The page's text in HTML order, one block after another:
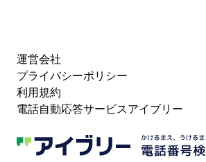
運営会社
プライバシーポリシー
利用規約
電話自動応答サービスアイブリー